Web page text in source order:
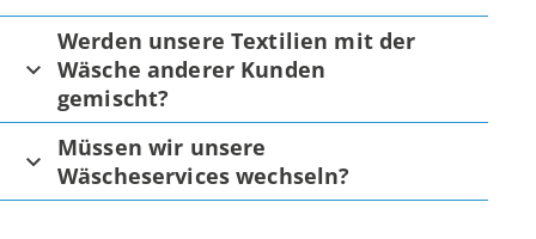
Werden unsere Textilien mit der
Wäsche anderer Kunden
gemischt?
Müssen wir unsere
Wäscheservices wechseln?